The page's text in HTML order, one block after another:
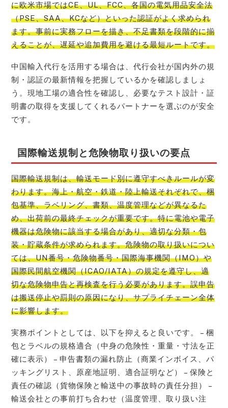
に欧米市場ではCE、UL、FCC、各国の電気用品安全法
（PSE、SAA、KCなど）といった認証がよく求められ
ます。事前に実務フローを描き、不足書類を段階的に揃
えることが、遅延や追加費用を避ける最短ルートです。
中国輸入代行を活用する場合は、代行会社が国内外の規
制・認証の最新情報を把握しているかを確認しましょ
う。現地工場の適合性を確認し、必要なテスト設計・証
明書の取得を支援してくれるパートナーを選ぶのが安全
です。
国際輸送規制と危険物取り扱いの要点
国際輸送規制は、輸送モード別に遵守すべきルールが変
わります。海上・航空・鉄道・陸上輸送それぞれで、梱
包基準、ラベリング、書類、温度管理などが異なるた
め、出荷前の最終チェックが重要です。特に電池や電子
機器は危険物に該当する場合があり、適切な分類・包
装・貯蔵条件が求められます。危険物の取り扱いについ
ては、UN番号・危険物番号・国際海事機関（IMO）や
国際民間航空機関（ICAO/IATA）の規定を遵守し、適
切な危険物申告と再検査を行う必要があります。誤申告
は搬送停止や罰則の原因になり、サプライチェーン全体
に影響します。
実務ポイントとしては、以下を抑えると良いです。 – 梱
包とラベルの規格適合（中身の危険性・重量・寸法を正
確に表示） – 申告書類の漏れ防止（商業インボイス、パ
ッキングリスト、原産地証明、適合証明など） – 保険と
責任の確認（貨物保険と輸送中の事故時の責任分担） –
輸送会社との事前打ち合わせ（温度管理、取り扱い注